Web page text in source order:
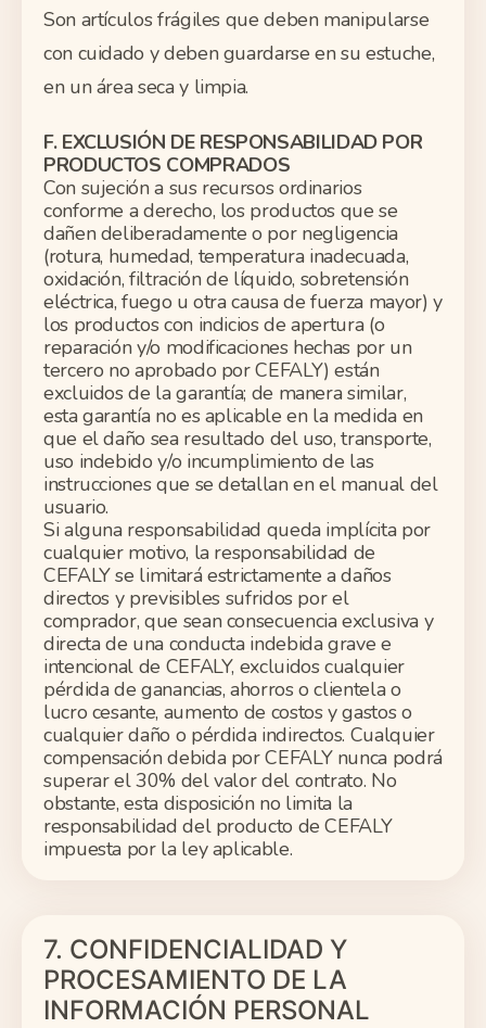
Son artículos frágiles que deben manipularse
con cuidado y deben guardarse en su estuche,
en un área seca y limpia.
F. EXCLUSIÓN DE RESPONSABILIDAD POR
PRODUCTOS COMPRADOS
Con sujeción a sus recursos ordinarios
conforme a derecho, los productos que se
dañen deliberadamente o por negligencia
(rotura, humedad, temperatura inadecuada,
oxidación, filtración de líquido, sobretensión
eléctrica, fuego u otra causa de fuerza mayor) y
los productos con indicios de apertura (o
reparación y/o modificaciones hechas por un
tercero no aprobado por CEFALY) están
excluidos de la garantía; de manera similar,
esta garantía no es aplicable en la medida en
que el daño sea resultado del uso, transporte,
uso indebido y/o incumplimiento de las
instrucciones que se detallan en el manual del
usuario.
Si alguna responsabilidad queda implícita por
cualquier motivo, la responsabilidad de
CEFALY se limitará estrictamente a daños
directos y previsibles sufridos por el
comprador, que sean consecuencia exclusiva y
directa de una conducta indebida grave e
intencional de CEFALY, excluidos cualquier
pérdida de ganancias, ahorros o clientela o
lucro cesante, aumento de costos y gastos o
cualquier daño o pérdida indirectos. Cualquier
compensación debida por CEFALY nunca podrá
superar el 30% del valor del contrato. No
obstante, esta disposición no limita la
responsabilidad del producto de CEFALY
impuesta por la ley aplicable.
7. CONFIDENCIALIDAD Y
PROCESAMIENTO DE LA
INFORMACIÓN PERSONAL